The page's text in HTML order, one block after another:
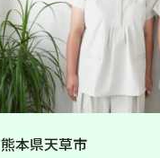
熊本県天草市